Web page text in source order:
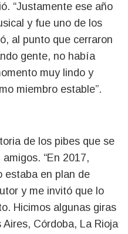
“Justamente ese año
y fue uno de los
al punto que cerraron
gente, no había
muy lindo y
miembro estable”.
de los pibes que se
“En 2017,
estaba en plan de
y me invitó que lo
Hicimos algunas giras
Córdoba, La Rioja